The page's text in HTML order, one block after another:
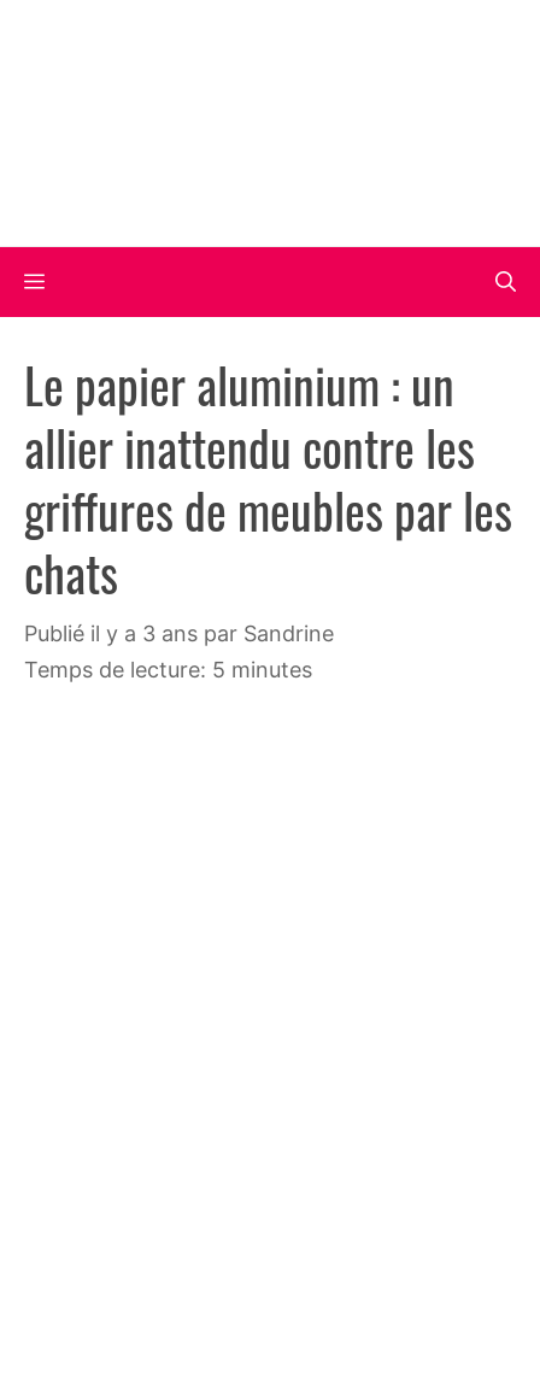
Menu
Le papier aluminium : un
allier inattendu contre les
griffures de meubles par les
chats
publié il y a 3 ans par Sandrine
Temps de lecture: 5 minutes